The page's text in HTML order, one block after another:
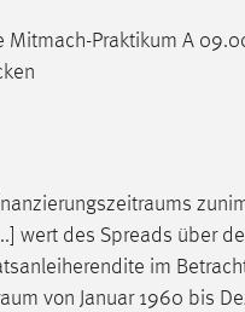
Mitmach-Praktikum A
wert des Spreads über
im
von Januar 1960 bis